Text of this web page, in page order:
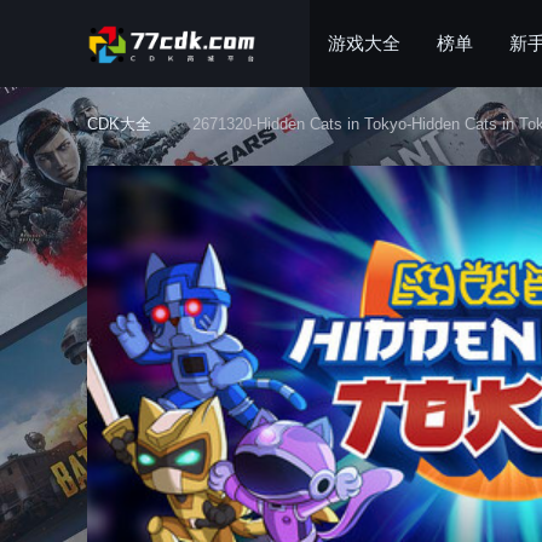
游戏大全 榜单 新
CDK大全 2671320-Hidden Cats in Tokyo-Hidden Cats in